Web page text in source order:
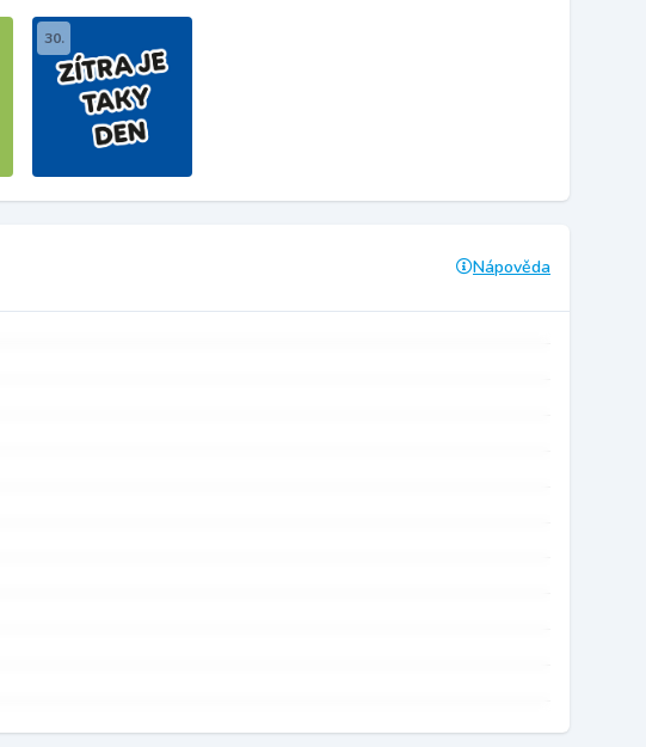
30.
Nápověda